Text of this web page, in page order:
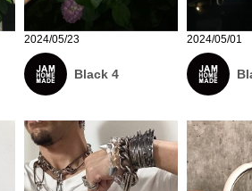
2024/05/23
Black 4
2024/05/01